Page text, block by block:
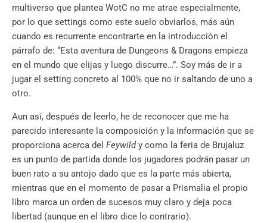
multiverso que plantea WotC no me atrae especialmente,
por lo que settings como este suelo obviarlos, más aún
cuando es recurrente encontrarte en la introducción el
párrafo de: “Esta aventura de Dungeons & Dragons empieza
en el mundo que elijas y luego discurre…”. Soy más de ir a
jugar el setting concreto al 100% que no ir saltando de uno a
otro.
Aun así, después de leerlo, he de reconocer que me ha
parecido interesante la composición y la información que se
proporciona acerca del Feywild y como la feria de Brujaluz
es un punto de partida donde los jugadores podrán pasar un
buen rato a su antojo dado que es la parte más abierta,
mientras que en el momento de pasar a Prismalia el propio
libro marca un orden de sucesos muy claro y deja poca
libertad (aunque en el libro dice lo contrario).